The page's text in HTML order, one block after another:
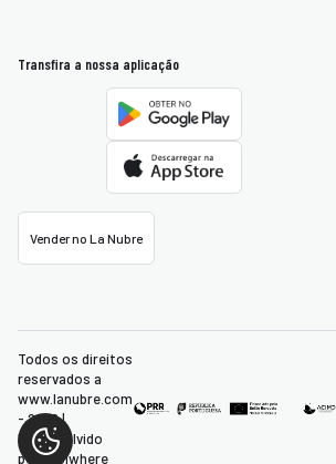
Transfira a nossa aplicação
Vender no La Nubre
Todos os direitos
reservados a
www.lanubre.com
- 2026 |
Desenvolvido
por:Ubiwhere